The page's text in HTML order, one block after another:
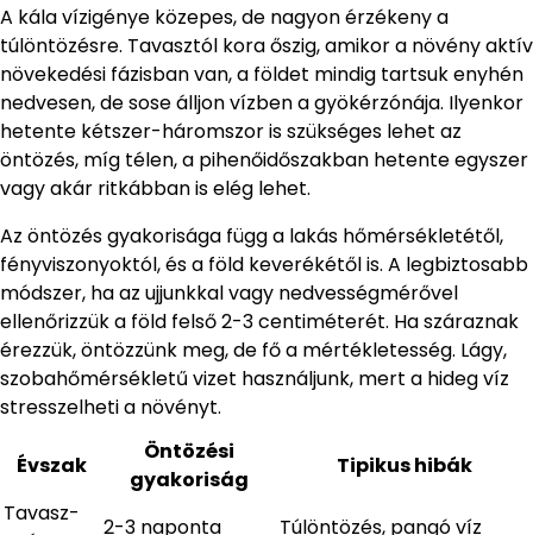
A kála vízigénye közepes, de nagyon érzékeny a
túlöntözésre. Tavasztól kora őszig, amikor a növény aktív
növekedési fázisban van, a földet mindig tartsuk enyhén
nedvesen, de sose álljon vízben a gyökérzónája. Ilyenkor
hetente kétszer-háromszor is szükséges lehet az
öntözés, míg télen, a pihenőidőszakban hetente egyszer
vagy akár ritkábban is elég lehet.
Az öntözés gyakorisága függ a lakás hőmérsékletétől,
fényviszonyoktól, és a föld keverékétől is. A legbiztosabb
módszer, ha az ujjunkkal vagy nedvességmérővel
ellenőrizzük a föld felső 2-3 centiméterét. Ha száraznak
érezzük, öntözzünk meg, de fő a mértékletesség. Lágy,
szobahőmérsékletű vizet használjunk, mert a hideg víz
stresszelheti a növényt.
Évszak
Öntözési
gyakoriság
Tipikus hibák
Tavasz-
2-3 naponta Túlöntözés, pangó víz